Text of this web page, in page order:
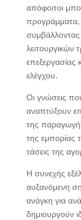
απόφοιτοι
προγράμματα,
λειτουργικών
επεξεργασίας
ελέγχου.
Οι γνώσεις
αναπτύξουν
της
της εμπορίας
τάσεις της
Η συνεχής
αυξανόμενη
ανάγκη για
δημιουργούν